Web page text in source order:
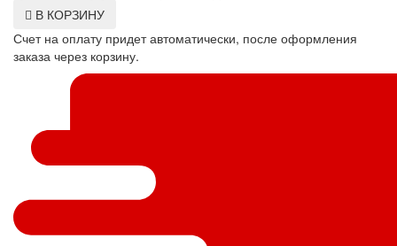
В КОРЗИНУ
Счет на оплату придет автоматически, после оформления
заказа через корзину.